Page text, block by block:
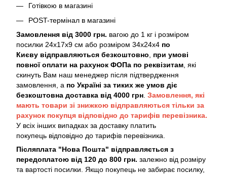
Готівкою в магазині
POST-термінал в магазині
Замовлення від 3000 грн. вагою до 1 кг і розміром
посилки 24х17х9 см або розміром 34х24х4 по
Києву відправляються безкоштовно
при умові
повної оплати на рахунок ФОПа по реквізитам , які
скинуть Вам наш менеджер після підтвердження
замовлення, а по Україні за тиких же умов діє
безкоштовна доставка від 4000 грн Замовлення, які
мають товари зі знижкою відправляються тільки за
рахунок покупця відповідно до тарифів перевізника.
У всіх інших випадках за доставку платить
покупець відповідно до тарифів перевізника.
Післяплата "Нова Пошта" відправляється з
передоплатою від 120 до 800 грн. залежно від розміру
та вартості посилки. Якщо покупець не забирає посилку,